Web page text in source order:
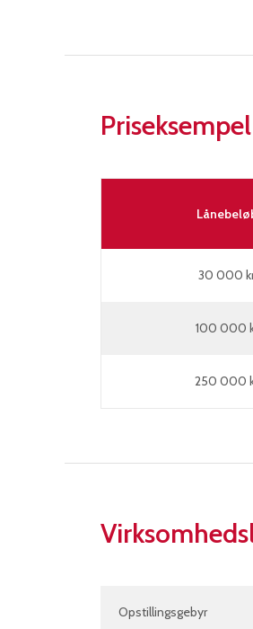
30 000
100 000
250 000
Opstillingsgebyr